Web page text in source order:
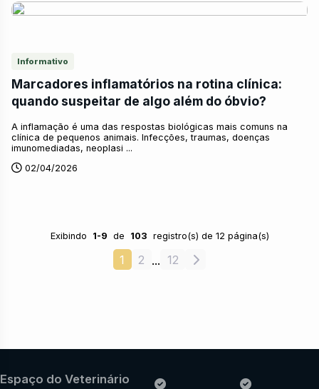
Informativo
Marcadores inflamatórios na rotina clínica:
quando suspeitar de algo além do óbvio?
A inflamação é uma das respostas biológicas mais comuns na
clínica de pequenos animais. Infecções, traumas, doenças
imunomediadas, neoplasi ...
02/04/2026
Exibindo 1-9 de 103 registro(s) de 12 página(s)
1 2 ... 12
Espaço do Veterinário